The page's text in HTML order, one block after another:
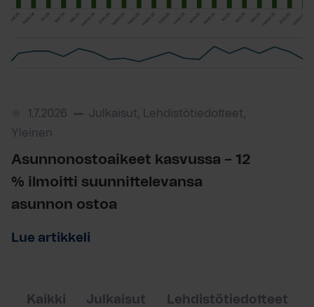
1.7.2026
Julkaisut, Lehdistötiedotteet,
Yleinen
Asunnonostoaikeet kasvussa – 12
% ilmoitti suunnittelevansa
asunnon ostoa
Lue artikkeli
Kaikki Julkaisut Lehdistötiedotteet